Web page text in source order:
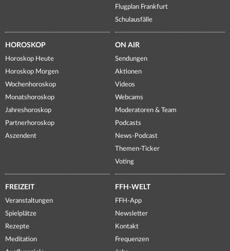
Flugplan Frankfurt
Schulausfälle
HOROSKOP
Horoskop Heute
Horoskop Morgen
Wochenhoroskop
Monatshoroskop
Jahreshoroskop
Partnerhoroskop
Aszendent
ON AIR
Sendungen
Aktionen
Videos
Webcams
Moderatoren & Team
Podcasts
News-Podcast
Themen-Ticker
Voting
FREIZEIT
Veranstaltungen
Spielplätze
Rezepte
Meditation
FFH-WELT
FFH-App
Newsletter
Kontakt
Frequenzen